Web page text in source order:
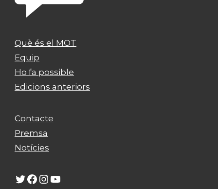
Què és el MOT
Equip
Ho fa possible
Edicions anteriors
Contacte
Premsa
Notícies
Twitter
Facebook
Instagram
YouTube